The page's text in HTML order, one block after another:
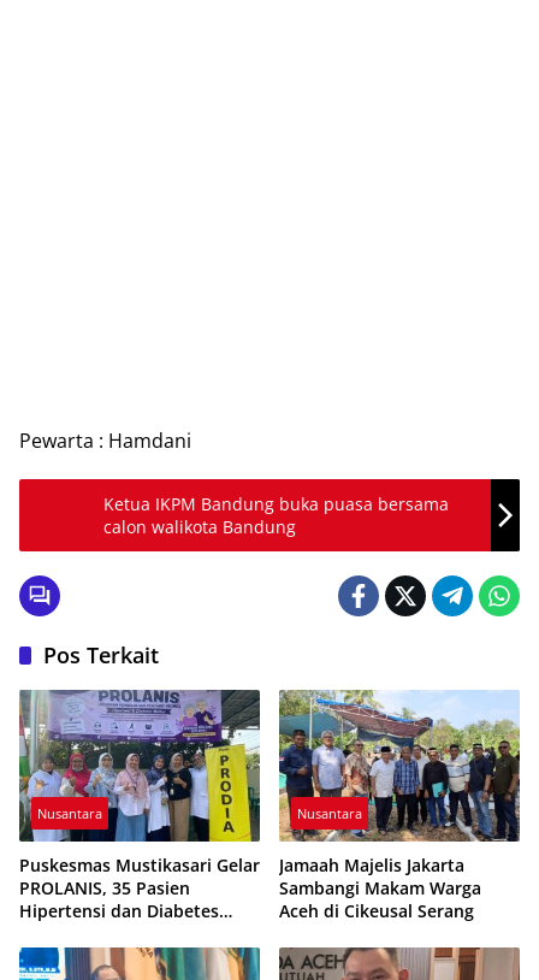
Pewarta : Hamdani
Ketua IKPM Bandung buka puasa bersama
calon walikota Bandung
Pos Terkait
Nusantara
Puskesmas Mustikasari Gelar
PROLANIS, 35 Pasien
Hipertensi dan Diabetes
Nusantara
Jamaah Majelis Jakarta
Sambangi Makam Warga
Aceh di Cikeusal Serang